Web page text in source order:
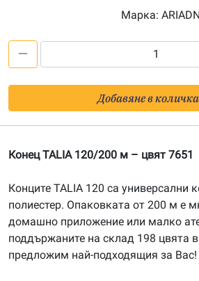
Марка:
TALIA
120/200
-
7651
Добавяне в
Конец TALIA 120/200 м – цвят 7651
Конците TALIA 120 са универсални
полиестер. Опаковката от 200 м е
домашно приложение или малко
поддържаните на склад 198 цвята
предложим най-подходящия за Вас!